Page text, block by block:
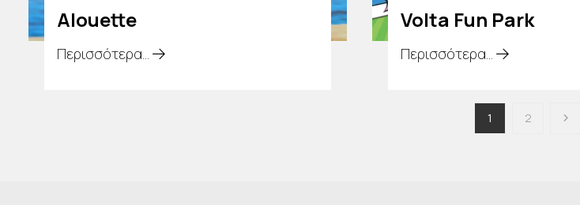
Alouette
Περισσότερα...
Volta Fun Park
Περισσότερα...
1 2